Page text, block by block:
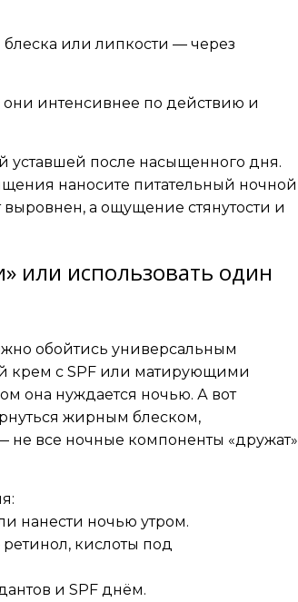
или липкости — через
интенсивнее по действию и
уставшей после насыщенного дня.
наносите питательный ночной
а ощущение стянутости и
или использовать один
обойтись универсальным
крем с SPF или матирующими
она нуждается ночью. А вот
жирным блеском,
все ночные компоненты «дружат»
нанести ночью утром.
кислоты под
и SPF днём.